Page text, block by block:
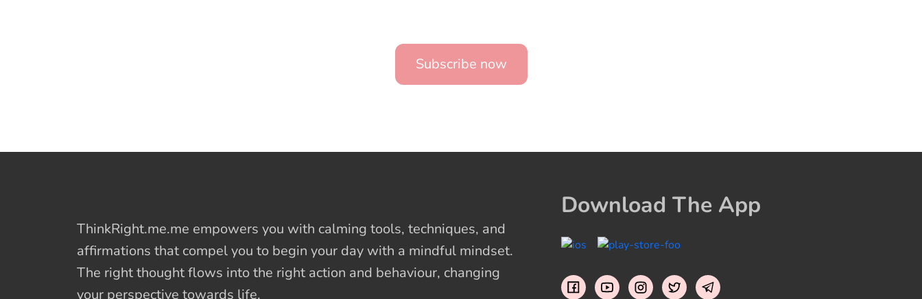
Subscribe now
ThinkRight.me.me empowers you with calming tools, techniques, and
affirmations that compel you to begin your day with a mindful mindset.
The right thought flows into the right action and behaviour, changing
your perspective towards life.
Download The App